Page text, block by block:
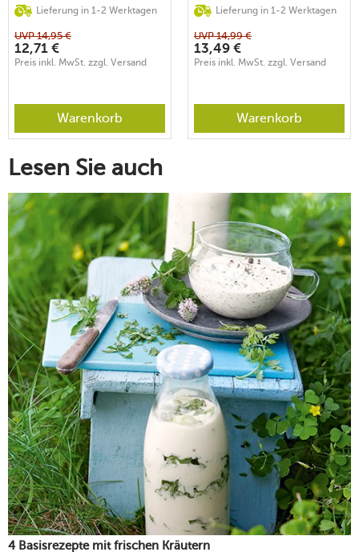
Lieferung in 1-2 Werktagen
UVP14,95 €
12,71 €
Preis inkl. MwSt. zzgl. Versand
Warenkorb
Lieferung in 1-2 Werktagen
UVP14,99 €
13,49 €
Preis inkl. MwSt. zzgl. Versand
Warenkorb
Lesen Sie auch
4 Basisrezepte mit frischen Kräutern